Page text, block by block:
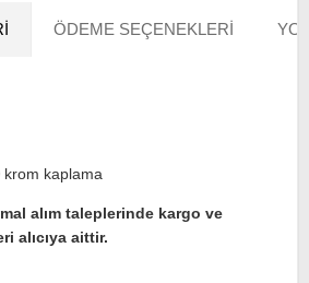
ÖDEME SEÇENEKLERI
kaplama
alım taleplerinde kargo ve
alıcıya aittir.